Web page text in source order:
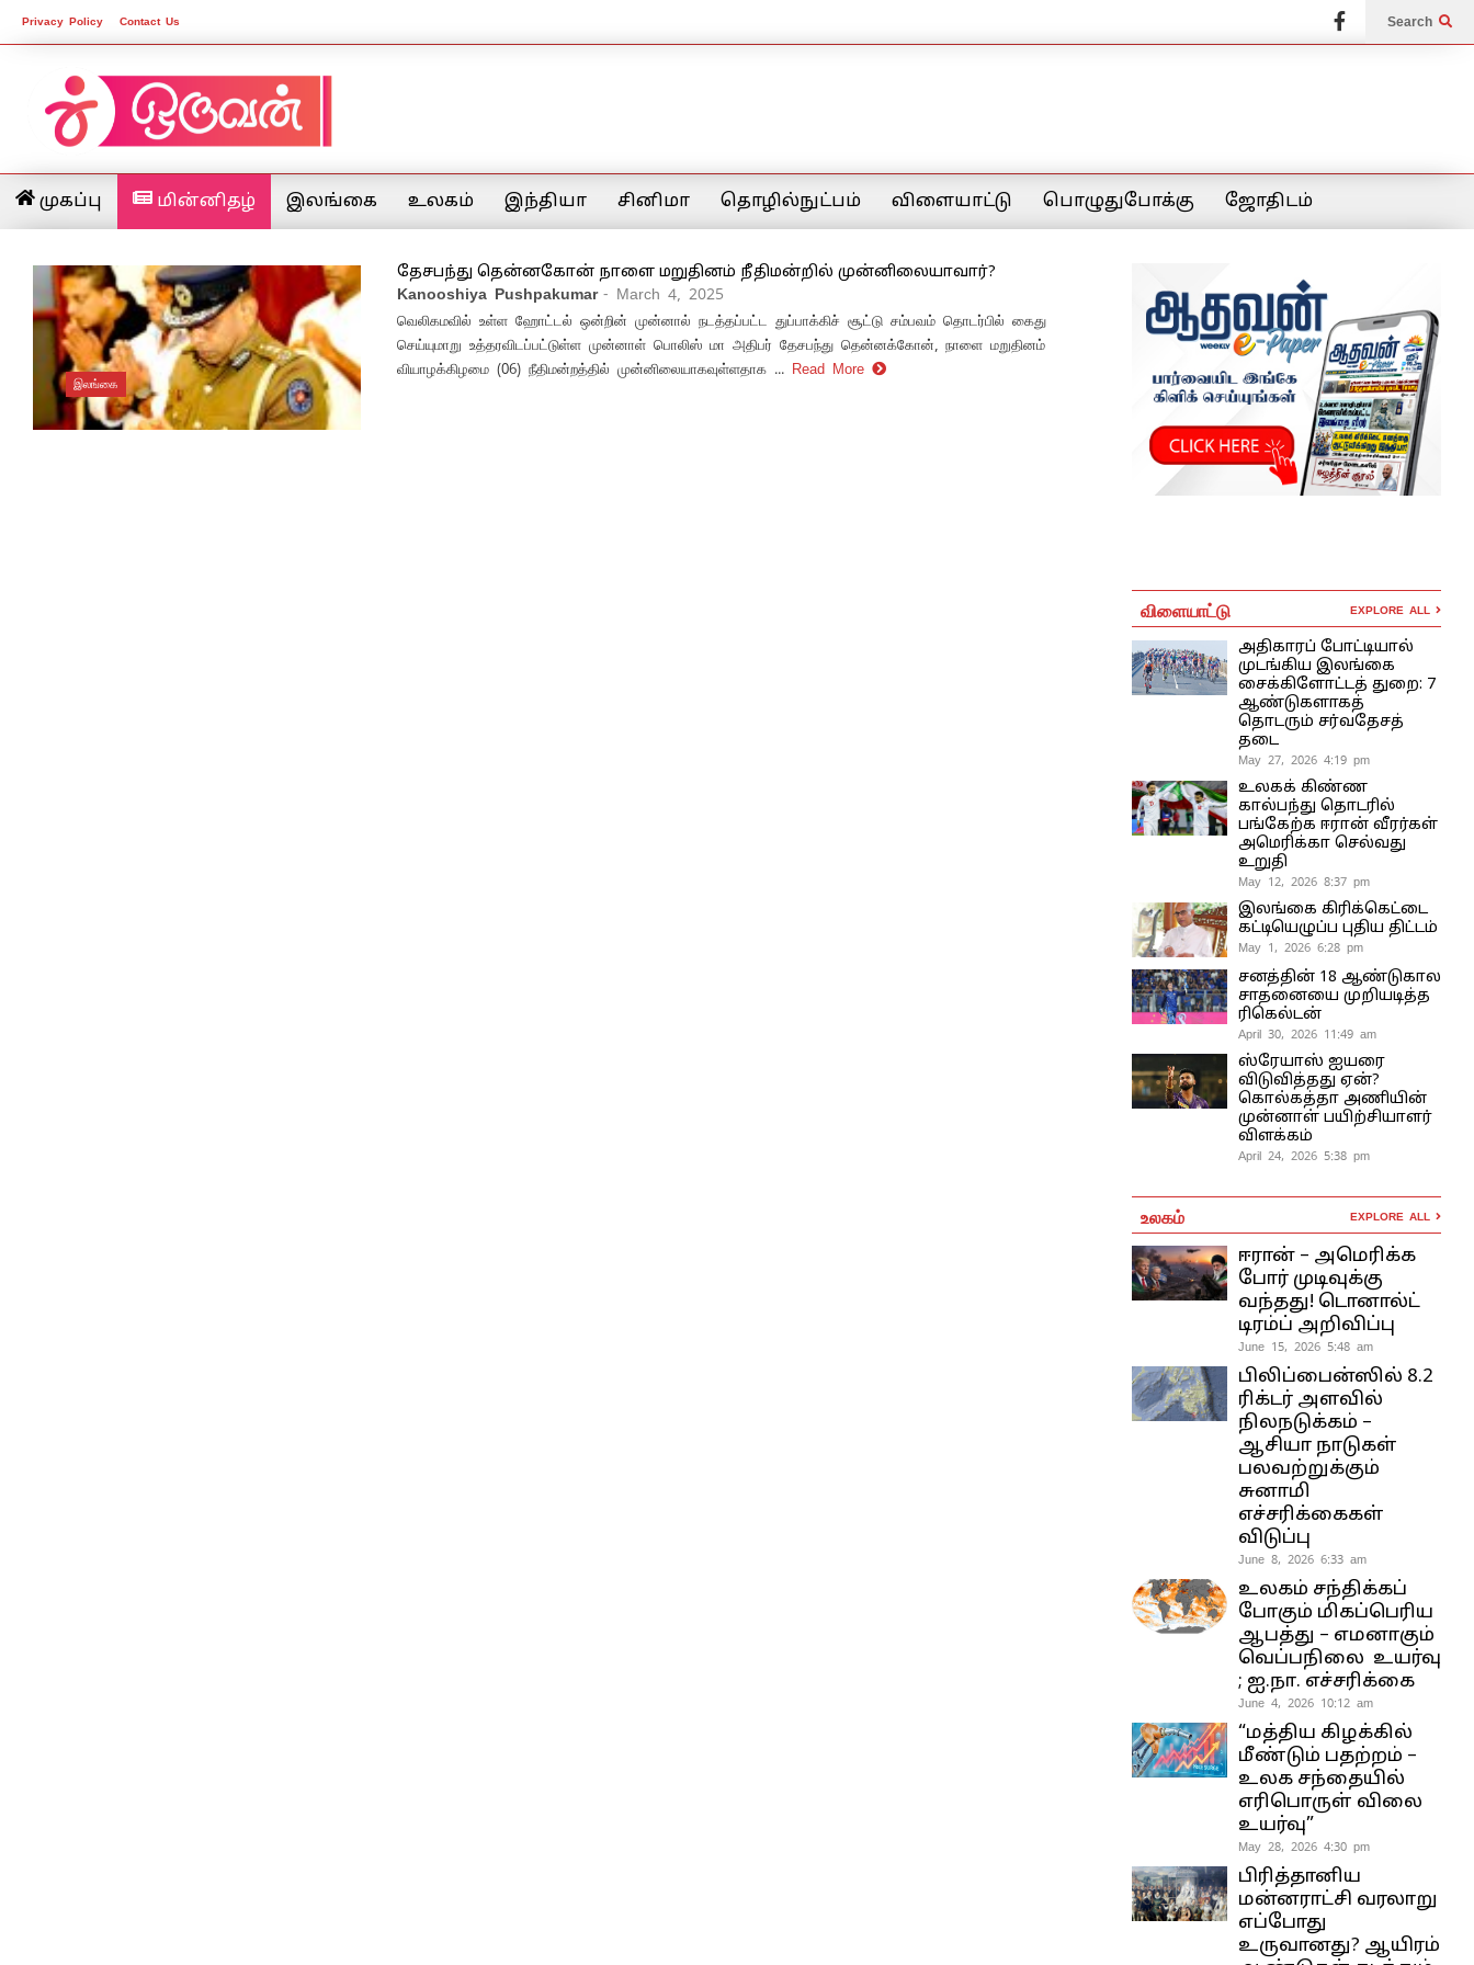
Privacy Policy Contact Us Search
முகப்பு மின்னிதழ் இலங்கை உலகம் இந்தியா சினிமா தொழில்நுட்பம் விளையாட்டு பொழுதுபோக்கு ஜோதிடம்
இலங்கை
தேசபந்து தென்னகோன் நாளை மறுதினம் நீதிமன்றில் முன்னிலையாவார்?
Kanooshiya Pushpakumar - March 4, 2025
வெலிகமவில் உள்ள ஹோட்டல் ஒன்றின் முன்னால் நடத்தப்பட்ட துப்பாக்கிச் சூட்டு சம்பவம் தொடர்பில் கைது
செய்யுமாறு உத்தரவிடப்பட்டுள்ள முன்னாள் பொலிஸ் மா அதிபர் தேசபந்து தென்னக்கோன், நாளை மறுதினம்
வியாழக்கிழமை (06) நீதிமன்றத்தில் முன்னிலையாகவுள்ளதாக ... Read More
விளையாட்டு EXPLORE ALL
அதிகாரப் போட்டியால்
முடங்கிய இலங்கை
சைக்கிளோட்டத் துறை: 7
ஆண்டுகளாகத்
தொடரும் சர்வதேசத்
தடை
May 27, 2026 4:19 pm
உலகக் கிண்ண
கால்பந்து தொடரில்
பங்கேற்க ஈரான் வீரர்கள்
அமெரிக்கா செல்வது
உறுதி
May 12, 2026 8:37 pm
இலங்கை கிரிக்கெட்டை
கட்டியெழுப்ப புதிய திட்டம்
May 1, 2026 6:28 pm
சனத்தின் 18 ஆண்டுகால
சாதனையை முறியடித்த
ரிகெல்டன்
April 30, 2026 11:49 am
ஸ்ரேயாஸ் ஐயரை
விடுவித்தது ஏன்?
கொல்கத்தா அணியின்
முன்னாள் பயிற்சியாளர்
விளக்கம்
April 24, 2026 5:38 pm
உலகம் EXPLORE ALL
ஈரான் – அமெரிக்க
போர் முடிவுக்கு
வந்தது! டொனால்ட்
டிரம்ப் அறிவிப்பு
June 15, 2026 5:48 am
பிலிப்பைன்ஸில் 8.2
ரிக்டர் அளவில்
நிலநடுக்கம் –
ஆசியா நாடுகள்
பலவற்றுக்கும்
சுனாமி
எச்சரிக்கைகள்
விடுப்பு
June 8, 2026 6:33 am
உலகம் சந்திக்கப்
போகும் மிகப்பெரிய
ஆபத்து – எமனாகும்
வெப்பநிலை உயர்வு
; ஐ.நா. எச்சரிக்கை
June 4, 2026 10:12 am
“மத்திய கிழக்கில்
மீண்டும் பதற்றம் –
உலக சந்தையில்
எரிபொருள் விலை
உயர்வு”
May 28, 2026 4:30 pm
பிரித்தானிய
மன்னராட்சி வரலாறு
எப்போது
உருவானது? ஆயிரம்